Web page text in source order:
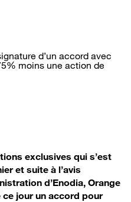
d’un accord avec
moins une action de
exclusives qui s’est
et suite à l’avis
d’Enodia, Orange
jour un accord pour